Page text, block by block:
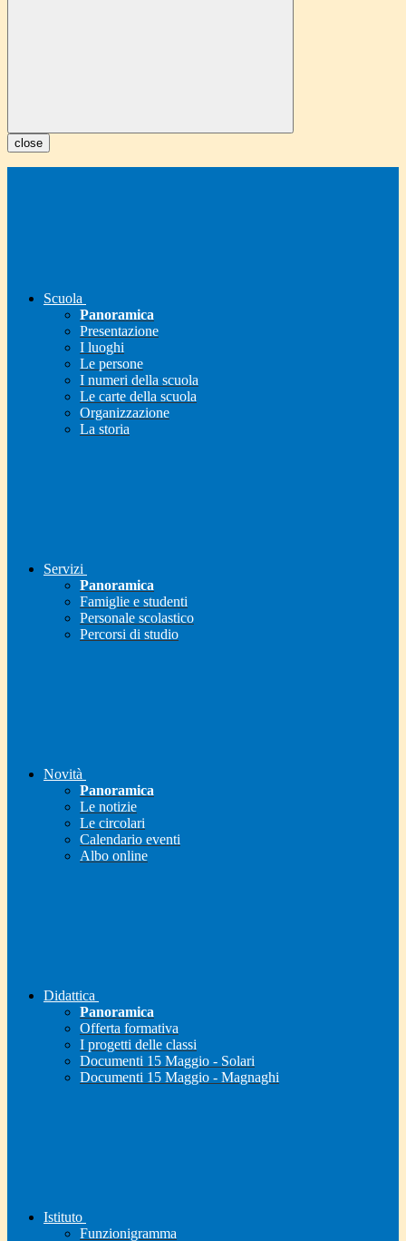
close
Scuola
Panoramica
Presentazione
I luoghi
Le persone
I numeri della scuola
Le carte della scuola
Organizzazione
La storia
Servizi
Panoramica
Famiglie e studenti
Personale scolastico
Percorsi di studio
Novità
Panoramica
Le notizie
Le circolari
Calendario eventi
Albo online
Didattica
Panoramica
Offerta formativa
I progetti delle classi
Documenti 15 Maggio - Solari
Documenti 15 Maggio - Magnaghi
Istituto
Funzionigramma